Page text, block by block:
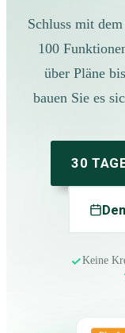
Schluss mit
100
über Pläne
bauen Sie es
30
Keine